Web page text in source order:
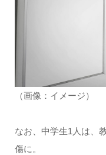
（画像：イメージ）
なお、中学生1人は、
傷に。